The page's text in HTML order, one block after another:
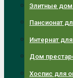
Элитные
Пансионат
Интернат
Дом
Хоспис для